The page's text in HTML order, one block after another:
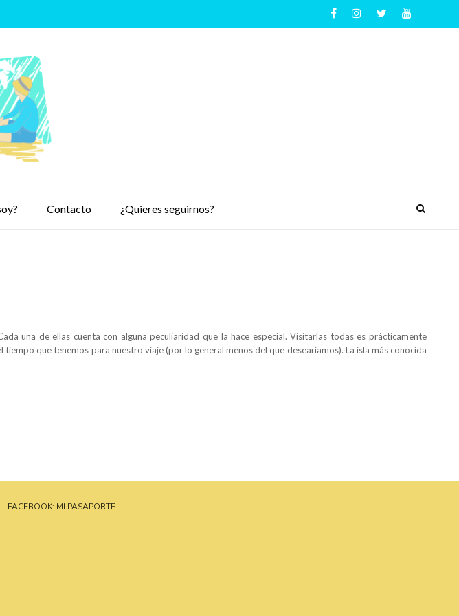
Contacto ¿Quieres seguirnos?
una de ellas cuenta con alguna peculiaridad que la hace especial. Visitarlas todas es prácticamente
que tenemos para nuestro viaje (por lo general menos del que desearíamos). La isla más conocida
FACEBOOK: MI PASAPORTE